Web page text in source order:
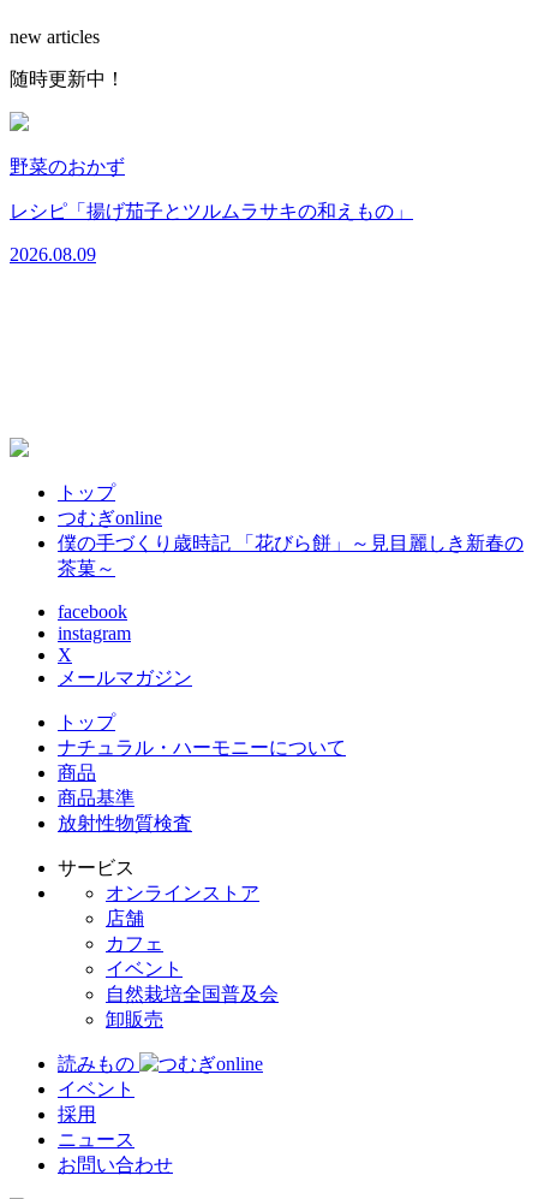
new articles
随時更新中！
野菜のおかず
レシピ「揚げ茄子とツルムラサキの和えもの」
2026.08.09
トップ
つむぎonline
僕の手づくり歳時記 「花びら餅」～見目麗しき新春の
茶菓～
facebook
instagram
X
メールマガジン
トップ
ナチュラル・ハーモニーについて
商品
商品基準
放射性物質検査
サービス
オンラインストア
店舗
カフェ
イベント
自然栽培全国普及会
卸販売
読みもの
イベント
採用
ニュース
お問い合わせ